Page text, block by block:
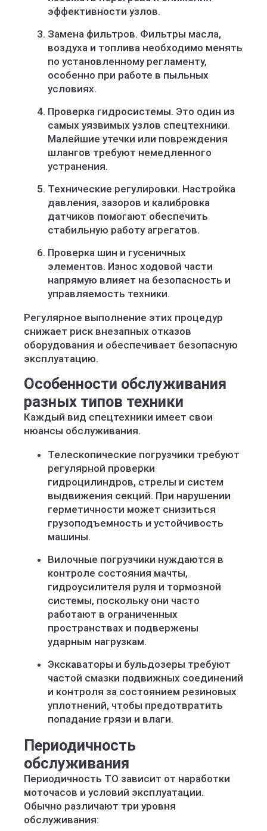
эффективности узлов.
Замена фильтров. Фильтры масла,
воздуха и топлива необходимо менять
по установленному регламенту,
особенно при работе в пыльных
условиях.
Проверка гидросистемы. Это один из
самых уязвимых узлов спецтехники.
Малейшие утечки или повреждения
шлангов требуют немедленного
устранения.
Технические регулировки. Настройка
давления, зазоров и калибровка
датчиков помогают обеспечить
стабильную работу агрегатов.
Проверка шин и гусеничных
элементов. Износ ходовой части
напрямую влияет на безопасность и
управляемость техники.
Регулярное выполнение этих процедур
снижает риск внезапных отказов
оборудования и обеспечивает безопасную
эксплуатацию.
Особенности обслуживания
разных типов техники
Каждый вид спецтехники имеет свои
нюансы обслуживания.
Телескопические погрузчики требуют
регулярной проверки
гидроцилиндров, стрелы и систем
выдвижения секций. При нарушении
герметичности может снизиться
грузоподъемность и устойчивость
машины.
Вилочные погрузчики нуждаются в
контроле состояния мачты,
гидроусилителя руля и тормозной
системы, поскольку они часто
работают в ограниченных
пространствах и подвержены
ударным нагрузкам.
Экскаваторы и бульдозеры требуют
частой смазки подвижных соединений
и контроля за состоянием резиновых
уплотнений, чтобы предотвратить
попадание грязи и влаги.
Периодичность
обслуживания
Периодичность ТО зависит от наработки
моточасов и условий эксплуатации.
Обычно различают три уровня
обслуживания: